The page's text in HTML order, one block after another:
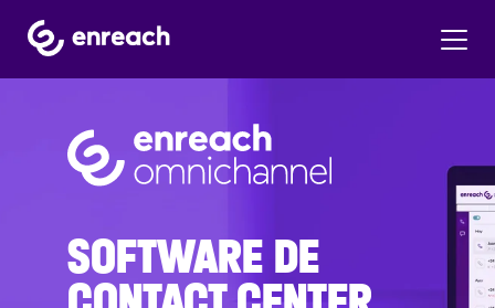
SOFTWARE DE